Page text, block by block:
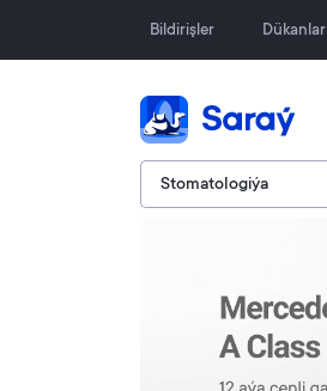
Bildirişler Dükanlar